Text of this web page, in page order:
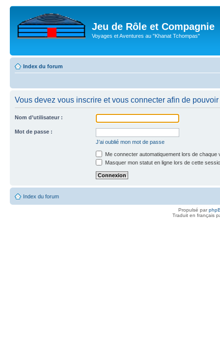
Jeu de Rôle et Compagnie
Voyages et Aventures au "Khanat Tchompas"
Index du forum
Vous devez vous inscrire et vous connecter afin de
Nom d’utilisateur :
Mot de passe :
J’ai oublié mon mot de passe
Me connecter automatiquement lors de chaque
Masquer mon statut en ligne lors de cette
Index du forum
Propulsé par
Traduit en français